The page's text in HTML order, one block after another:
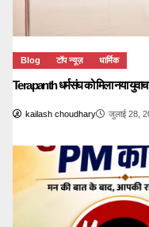
Blog टॉप न्यूज़ धार्मिक
Terapanth धर्मसंघ को मिला नया
kailash choudhary जुलाई 28,